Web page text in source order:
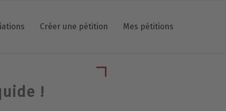
Créer une pétition Mes pétitions
!